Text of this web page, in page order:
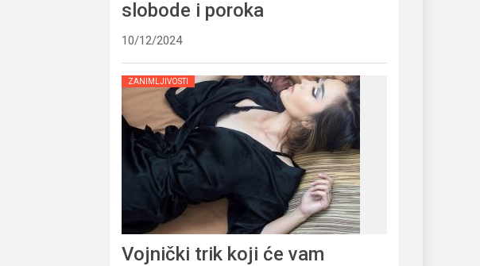
slobode i poroka
10/12/2024
ZANIMLJIVOSTI
Vojnički trik koji će vam